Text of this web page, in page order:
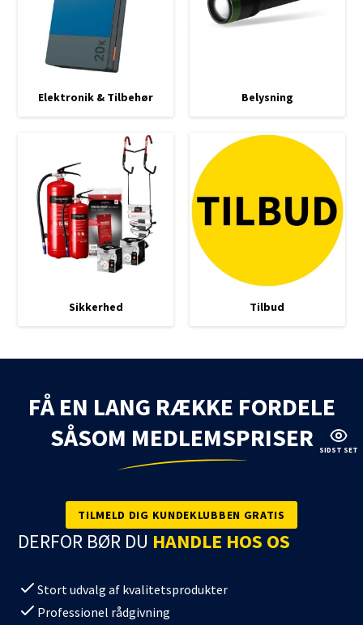
Elektronik & Tilbehør Belysning
Sikkerhed Tilbud
FÅ EN LANG RÆKKE FORDELE
SÅSOM MEDLEMSPRISER
TILMELD DIG KUNDEKLUBBEN GRATIS
DERFOR BØR DU HANDLE HOS OS
Stort udvalg af kvalitetsprodukter
Professionel rådgivning
SIDST SET